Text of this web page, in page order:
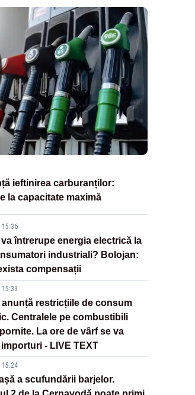
ieftinirea carburanților:
la capacitate maximă
15:36
întrerupe energia electrică la
industriali? Bolojan:
compensații
anunță restricțiile de consum
Centralele pe combustibili
La ore de vârf se va
- LIVE TEXT
15:24
a scufundării barjelor.